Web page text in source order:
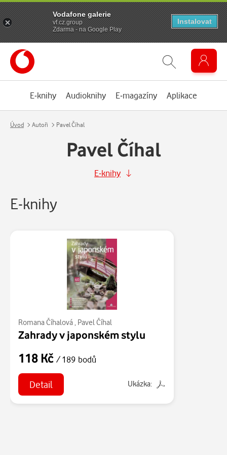
E-knihy Audioknihy E-magazíny Aplikace
Úvod Autoři Pavel Číhal
Pavel Číhal
E-knihy
E-knihy
Romana Číhalová , Pavel Číhal
Zahrady v japonském stylu
118 Kč / 189 bodů
Detail Ukázka:
Vodafone galerie
vf.cz.group
Zdarma - na Google Play
Instalovat